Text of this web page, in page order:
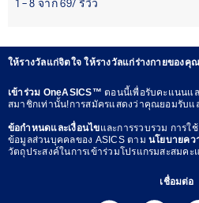
ให้รางวัลแก่จิตใจ ให้รางวัลแก่ร่างกายของคุ
เข้าร่วม OneASICS™ตอนนี้เพื่อรับคะแนนแ
สมาชิกเท่านั้น!การสมัครแสดงว่าคุณยอมรับแ
ข้อกำหนดและเงื่อนไขและการรวบรวม การใ
ข้อมูลส่วนบุคคลของ ASICS ตาม นโยบายคว
วัตถุประสงค์ในการเข้าร่วมโปรแกรมสะสมค
เชื่อมต่อ